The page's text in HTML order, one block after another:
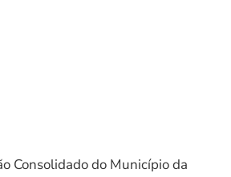
Consolidado do Município da